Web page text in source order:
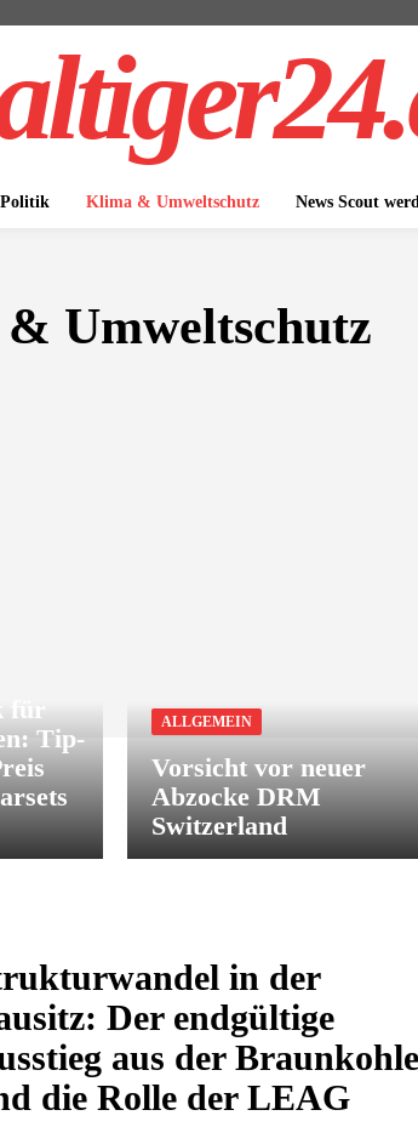
Politik Klima & Umweltschutz News Scout
Umweltschutz
für
Tip-
ALLGEMEIN
Vorsicht vor neuer
Abzocke DRM
Switzerland
in der
Der endgültige
aus der Braunkohle
die Rolle der LEAG